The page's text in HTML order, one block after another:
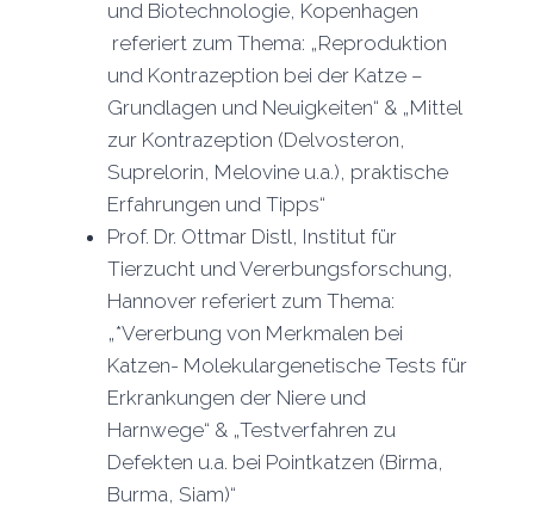
und Biotechnologie, Kopenhagen
referiert zum Thema: „Reproduktion
und Kontrazeption bei der Katze –
Grundlagen und Neuigkeiten“ & „Mittel
zur Kontrazeption (Delvosteron,
Suprelorin, Melovine u.a.), praktische
Erfahrungen und Tipps“
Prof. Dr. Ottmar Distl, Institut für
Tierzucht und Vererbungsforschung,
Hannover referiert zum Thema:
„*Vererbung von Merkmalen bei
Katzen- Molekulargenetische Tests für
Erkrankungen der Niere und
Harnwege“ & „Testverfahren zu
Defekten u.a. bei Pointkatzen (Birma,
Burma, Siam)“